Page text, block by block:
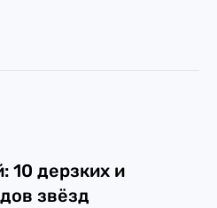
10 дерзких и
звёзд